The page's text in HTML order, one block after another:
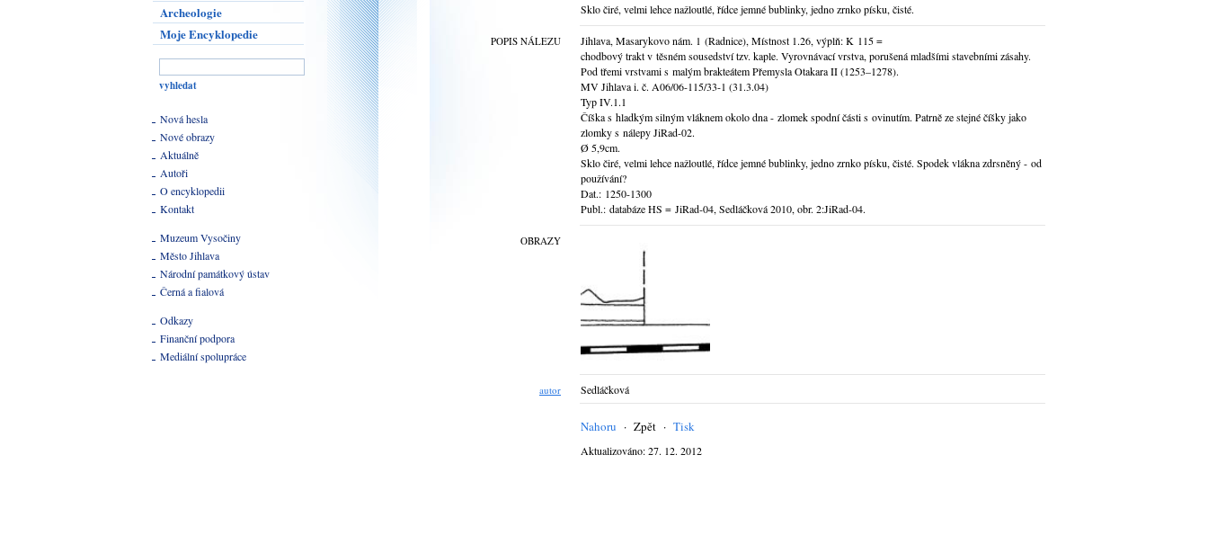
Archeologie
Moje Encyklopedie
Nová hesla
Nové obrazy
Aktuálně
Autoři
O encyklopedii
Kontakt
Muzeum Vysočiny
Město Jihlava
Národní památkový ústav
Černá a fialová
Odkazy
Finanční podpora
Mediální spolupráce
Sklo čiré, velmi lehce nažloutlé, řídce jemné bublinky, jedno zrnko písku, čisté.
POPIS NÁLEZU
Jihlava, Masarykovo nám. 1 (Radnice), Místnost 1.26, výplň: K 115 =
chodbový trakt v těsném sousedství tzv. kaple. Vyrovnávací vrstva, porušená mladšími stavebními zásahy.
Pod třemi vrstvami s malým brakteátem Přemysla Otakara II (1253–1278).
MV Jihlava i. č. A06/06-115/33-1 (31.3.04)
Typ IV.1.1
Číška s hladkým silným vláknem okolo dna - zlomek spodní části s ovinutím. Patrně ze stejné číšky jako
zlomky s nálepy JiRad-02.
Ø 5,9cm.
Sklo čiré, velmi lehce nažloutlé, řídce jemné bublinky, jedno zrnko písku, čisté. Spodek vlákna zdrsněný - od
používání?
Dat.: 1250-1300
Publ.: databáze HS = JiRad-04, Sedláčková 2010, obr. 2:JiRad-04.
OBRAZY
autor Sedláčková
Nahoru · Zpět · Tisk
Aktualizováno: 27. 12. 2012